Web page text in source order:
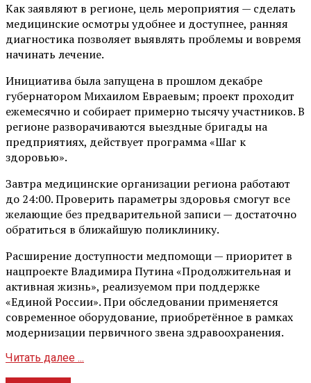
Как заявляют в регионе, цель мероприятия — сделать
медицинские осмотры удобнее и доступнее, ранняя
диагностика позволяет выявлять проблемы и вовремя
начинать лечение.
Инициатива была запущена в прошлом декабре
губернатором Михаилом Евраевым; проект проходит
ежемесячно и собирает примерно тысячу участников. В
регионе разворачиваются выездные бригады на
предприятиях, действует программа «Шаг к
здоровью».
Завтра медицинские организации региона работают
до 24:00. Проверить параметры здоровья смогут все
желающие без предварительной записи — достаточно
обратиться в ближайшую поликлинику.
Расширение доступности медпомощи — приоритет в
нацпроекте Владимира Путина «Продолжительная и
активная жизнь», реализуемом при поддержке
«Единой России». При обследовании применяется
современное оборудование, приобретённое в рамках
модернизации первичного звена здравоохранения.
Читать далее ...